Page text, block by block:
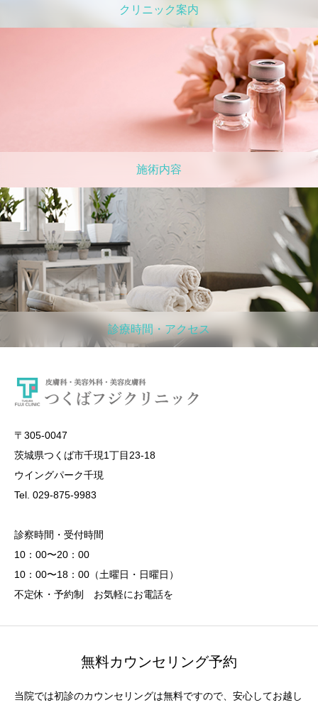
クリニック案内
施術内容
診療時間・アクセス
〒305-0047
茨城県つくば市千現1丁目23-18
ウイングパーク千現
Tel. 029-875-9983
診察時間・受付時間
10：00〜20：00
10：00〜18：00（土曜日・日曜日）
不定休・予約制 お気軽にお電話を
無料カウンセリング予約
当院では初診のカウンセリングは無料ですので、安心してお越し